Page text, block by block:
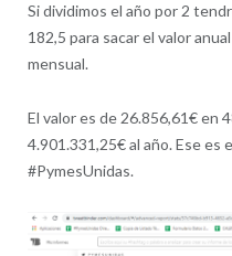
Si dividimos el año por 2
182,5 para sacar el valor
mensual.
El valor es de 26.856,61€ en
4.901.331,25€ al año. Ese es
#PymesUnidas.